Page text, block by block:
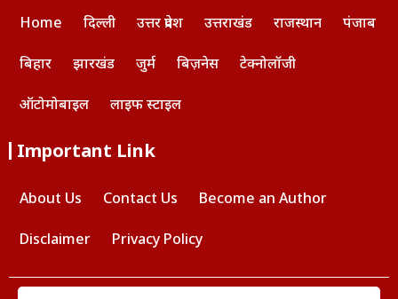
Home दिल्ली उत्तर प्रदेश उत्तराखंड राजस्थान पंजाब
बिहार झारखंड जुर्म बिज़नेस टेक्नोलॉजी
ऑटोमोबाइल लाइफ स्टाइल
Important Link
About Us Contact Us Become an Author
Disclaimer Privacy Policy